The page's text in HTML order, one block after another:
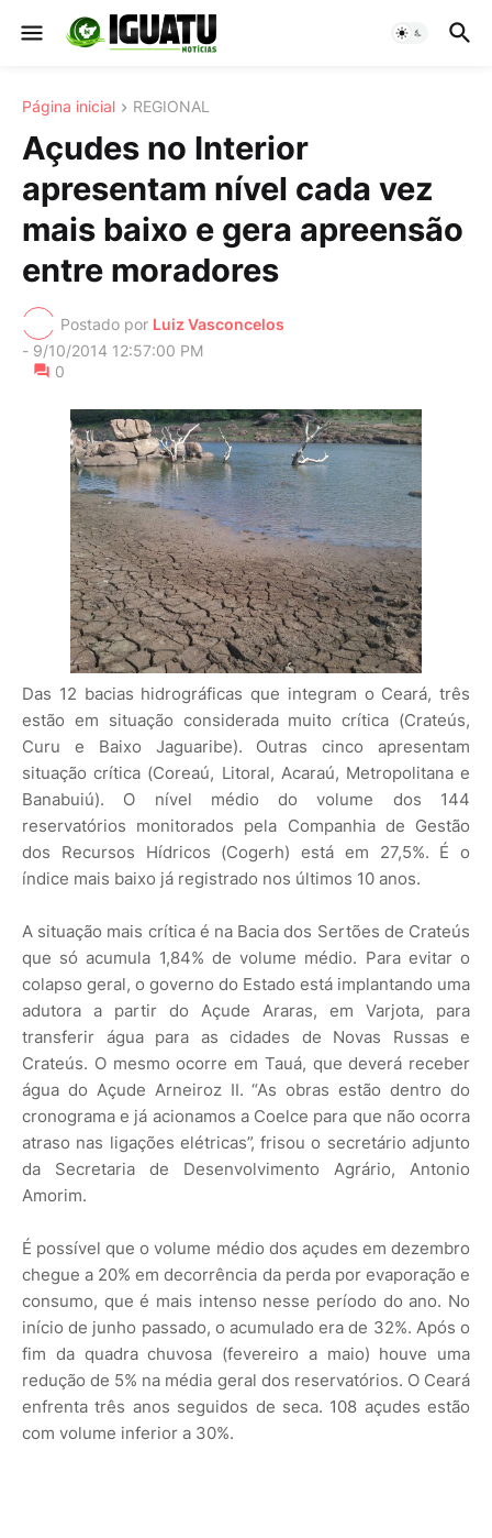
Página inicial REGIONAL
Açudes no Interior
apresentam nível cada vez
mais baixo e gera apreensão
entre moradores
Postado por Luiz Vasconcelos
- 9/10/2014 12:57:00 PM
0
Das 12 bacias hidrográficas que integram o Ceará, três
estão em situação considerada muito crítica (Crateús,
Curu e Baixo Jaguaribe). Outras cinco apresentam
situação crítica (Coreaú, Litoral, Acaraú, Metropolitana e
Banabuiú). O nível médio do volume dos 144
reservatórios monitorados pela Companhia de Gestão
dos Recursos Hídricos (Cogerh) está em 27,5%. É o
índice mais baixo já registrado nos últimos 10 anos.
A situação mais crítica é na Bacia dos Sertões de Crateús
que só acumula 1,84% de volume médio. Para evitar o
colapso geral, o governo do Estado está implantando uma
adutora a partir do Açude Araras, em Varjota, para
transferir água para as cidades de Novas Russas e
Crateús. O mesmo ocorre em Tauá, que deverá receber
água do Açude Arneiroz II. “As obras estão dentro do
cronograma e já acionamos a Coelce para que não ocorra
atraso nas ligações elétricas”, frisou o secretário adjunto
da Secretaria de Desenvolvimento Agrário, Antonio
Amorim.
É possível que o volume médio dos açudes em dezembro
chegue a 20% em decorrência da perda por evaporação e
consumo, que é mais intenso nesse período do ano. No
início de junho passado, o acumulado era de 32%. Após o
fim da quadra chuvosa (fevereiro a maio) houve uma
redução de 5% na média geral dos reservatórios. O Ceará
enfrenta três anos seguidos de seca. 108 açudes estão
com volume inferior a 30%.